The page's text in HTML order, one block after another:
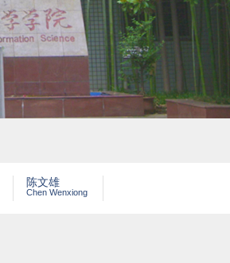
陈文雄
Chen Wenxiong